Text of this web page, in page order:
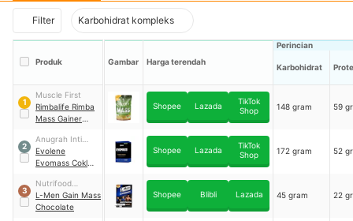
Filter Karbohidrat kompleks
Produk Gambar Harga terendah
Perincian
Karbohidrat
1
Muscle First
Rimbalife Rimba
Mass Gainer
Pandan Keju
Shopee Lazada
TikTok
Shop
148 gram 59
2
Anugrah Inti
Makmur
Indonesia
Evolene
Evomass Coklat
Shopee Lazada
TikTok
Shop
172 gram 52
3
Nutrifood
Indonesia
L-Men Gain Mass
Chocolate
Shopee Blibli Lazada 45 gram 22